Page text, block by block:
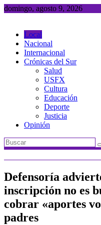
Saltar
domingo, agosto 9, 2026
Local
Nacional
Internacional
Crónicas del Sur
Salud
USFX
Cultura
Educación
Deporte
Justicia
Opinión
Defensoría
inscripción no es
cobrar «aportes
padres